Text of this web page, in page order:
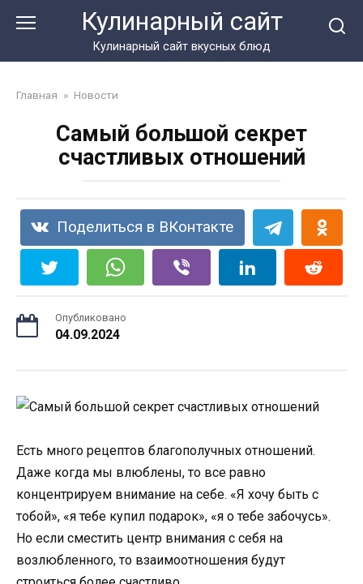
Кулинарный сайт
Кулинарный сайт вкусных блюд
Главная » Новости
Самый большой секрет
счастливых отношений
Поделиться в ВКонтакте
Опубликовано
04.09.2024
Есть много рецептов благополучных отношений.
Даже когда мы влюблены, то все равно
концентрируем внимание на себе. «Я хочу быть с
тобой», «я тебе купил подарок», «я о тебе забочусь».
Но если сместить центр внимания с себя на
возлюбленного, то взаимоотношения будут